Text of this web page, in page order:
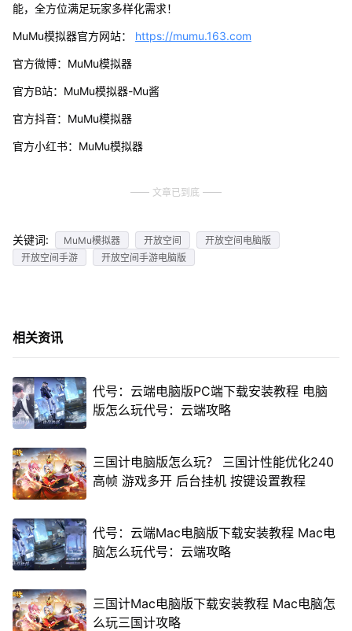
能，全方位满足玩家多样化需求！
MuMu模拟器官方网站： https://mumu.163.com
官方微博：MuMu模拟器
官方B站：MuMu模拟器-Mu酱
官方抖音：MuMu模拟器
官方小红书：MuMu模拟器
文章已到底
关键词: MuMu模拟器 开放空间
开放空间电脑版
开放空间手游
开放空间手游电脑版
相关资讯
代号：云端电脑版PC端下载安装教程 电脑
版怎么玩代号：云端攻略
三国计电脑版怎么玩？ 三国计性能优化240
高帧 游戏多开 后台挂机 按键设置教程
代号：云端Mac电脑版下载安装教程 Mac电
脑怎么玩代号：云端攻略
三国计Mac电脑版下载安装教程 Mac电脑怎
么玩三国计攻略